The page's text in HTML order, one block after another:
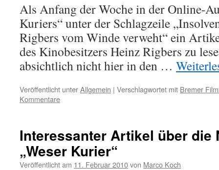
Als Anfang der Woche in der Online-
Kuriers“ unter der Schlagzeile
Rigbers vom Winde verweht“ ein
des Kinobesitzers Heinz Rigbers zu
absichtlich nicht hier in den …
Veröffentlicht unterAllgemein | Verschlagwortet mit Bremer
Kommentare
Interessanter Artikel über die
„Weser Kurier“
Veröffentlicht am 11. Februar 2010von Marco Koch